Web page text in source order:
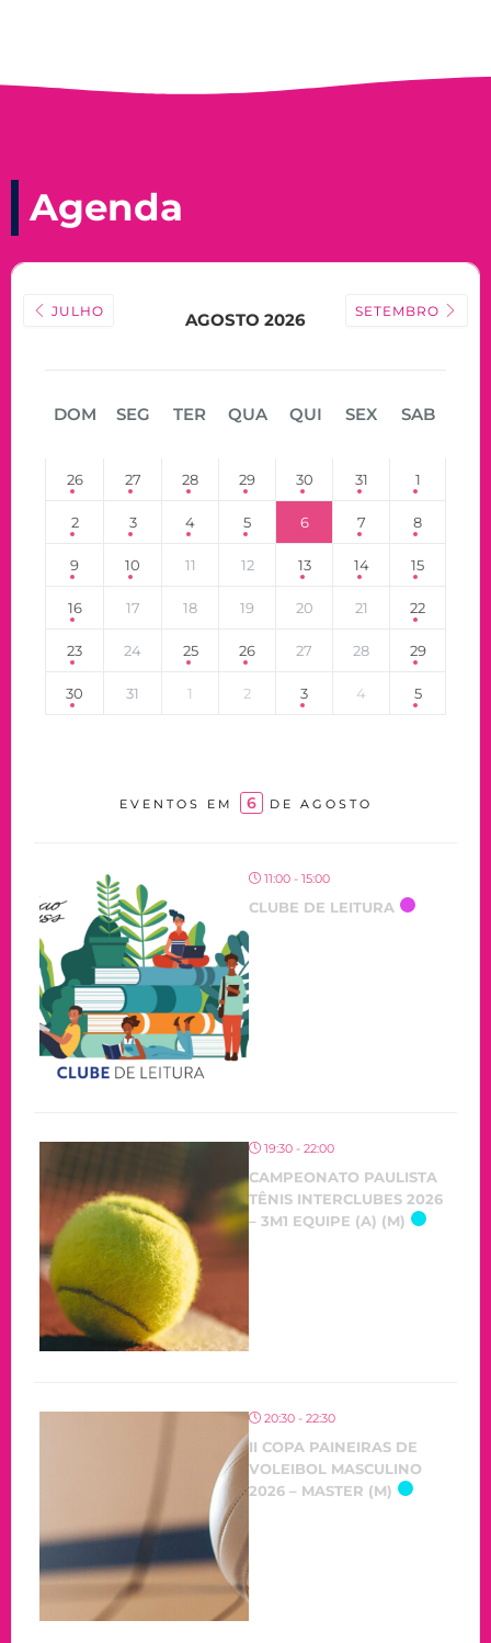
Agenda
JULHO AGOSTO 2026 SETEMBRO
DOM SEG TER QUA QUI SEX SAB
26 27 28 29 30 31 1
2 3 4 5 6 7 8
9 10 11 12 13 14 15
16 17 18 19 20 21 22
23 24 25 26 27 28 29
30 31 1 2 3 4 5
EVENTOS EM 6 DE AGOSTO
11:00 - 15:00
CLUBE DE LEITURA
19:30 - 22:00
CAMPEONATO PAULISTA
TÊNIS INTERCLUBES 2026
– 3M1 EQUIPE (A) (M)
20:30 - 22:30
II COPA PAINEIRAS DE
VOLEIBOL MASCULINO
2026 – MASTER (M)